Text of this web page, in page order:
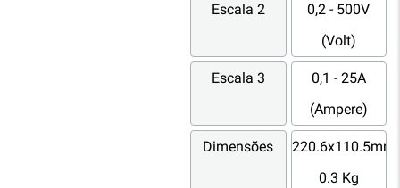
Escala 2
0,2 - 500V
(Volt)
Escala 3
0,1 - 25A
(Ampere)
Dimensões
220.6x110.5mm;
0.3 Kg